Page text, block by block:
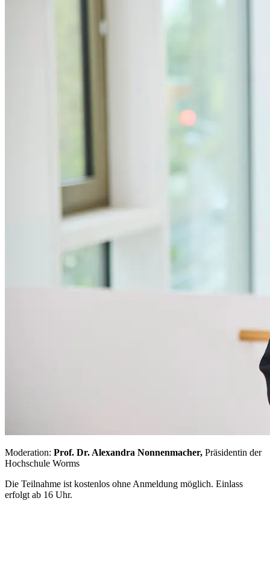
Moderation: Prof. Dr. Alexandra Nonnenmacher, Präsidentin der
Hochschule Worms
Die Teilnahme ist kostenlos ohne Anmeldung möglich. Einlass
erfolgt ab 16 Uhr.